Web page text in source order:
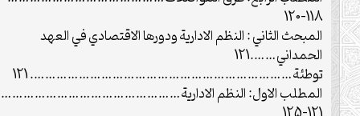
118-120
المبحث الثاني : النظم الادارية ودورها الاقتصادي في العهد
الحمداني…….121
توطئة……………………………………………………………. 121
المطلب الاول: النظم الادارية…………………………………………